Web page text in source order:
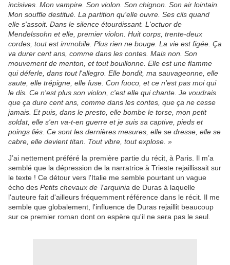
incisives. Mon vampire. Son violon. Son chignon. Son air lointain.
Mon souffle destitué. La partition qu'elle ouvre. Ses cils quand
elle s'assoit. Dans le silence étourdissant. L'octuor de
Mendelssohn et elle, premier violon. Huit corps, trente-deux
cordes, tout est immobile. Plus rien ne bouge. La vie est figée. Ça
va durer cent ans, comme dans les contes. Mais non. Son
mouvement de menton, et tout bouillonne. Elle est une flamme
qui déferle, dans tout l'allegro. Elle bondit, ma sauvageonne, elle
saute, elle trépigne, elle fuse. Con fuoco, et ce n'est pas moi qui
le dis. Ce n'est plus son violon, c'est elle qui chante. Je voudrais
que ça dure cent ans, comme dans les contes, que ça ne cesse
jamais. Et puis, dans le presto, elle bombe le torse, mon petit
soldat, elle s'en va-t-en guerre et je suis sa captive, pieds et
poings liés. Ce sont les dernières mesures, elle se dresse, elle se
cabre, elle devient titan. Tout vibre, tout explose. »
J’ai nettement préféré la première partie du récit, à Paris. Il m’a
semblé que la dépression de la narratrice à Trieste rejaillissait sur
le texte ! Ce détour vers l'Italie me semble pourtant un vague
écho des Petits chevaux de Tarquinia de Duras à laquelle
l'auteure fait d'ailleurs fréquemment référence dans le récit. Il me
semble que globalement, l'influence de Duras rejaillit beaucoup
sur ce premier roman dont on espère qu'il ne sera pas le seul.